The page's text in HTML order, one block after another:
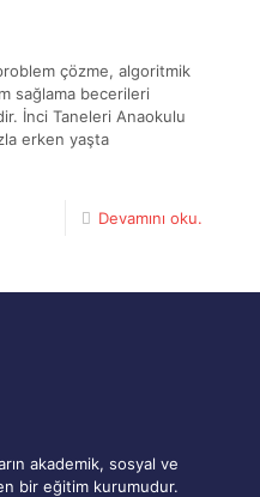
çözme, algoritmik
sağlama becerileri
İnci Taneleri Anaokulu
erken yaşta
Devamını oku.
akademik, sosyal ve
bir eğitim kurumudur.